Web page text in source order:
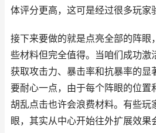
体评分更高，这可是经过很多玩家
接下来要做的就是点亮全部的阵眼
些材料但完全值得。当咱们成功激
获取攻击力、暴击率和抗暴率的显
要耐心一点，由于每个阵眼的位置
胡乱点击也许会浪费材料。有些玩
眼，其实从中心开始往外扩展效果